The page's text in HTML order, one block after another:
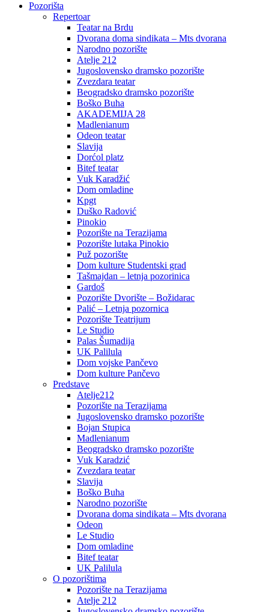
Pozorišta
Repertoar
Teatar na Brdu
Dvorana doma sindikata – Mts dvorana
Narodno pozorište
Atelje 212
Jugoslovensko dramsko pozorište
Zvezdara teatar
Beogradsko dramsko pozorište
Boško Buha
AKADEMIJA 28
Madlenianum
Odeon teatar
Slavija
Dorćol platz
Bitef teatar
Vuk Karadžić
Dom omladine
Kpgt
Duško Radović
Pinokio
Pozorište na Terazijama
Pozorište lutaka Pinokio
Puž pozorište
Dom kulture Studentski grad
Tašmajdan – letnja pozorinica
Gardoš
Pozorište Dvorište – Božidarac
Palić – Letnja pozornica
Pozorište Teatrijum
Le Studio
Palas Šumadija
UK Palilula
Dom vojske Pančevo
Dom kulture Pančevo
Predstave
Atelje212
Pozorište na Terazijama
Jugoslovensko dramsko pozorište
Bojan Stupica
Madlenianum
Beogradsko dramsko pozorište
Vuk Karadzić
Zvezdara teatar
Slavija
Boško Buha
Narodno pozorište
Dvorana doma sindikata – Mts dvorana
Odeon
Le Studio
Dom omladine
Bitef teatar
UK Palilula
O pozorištima
Pozorište na Terazijama
Atelje 212